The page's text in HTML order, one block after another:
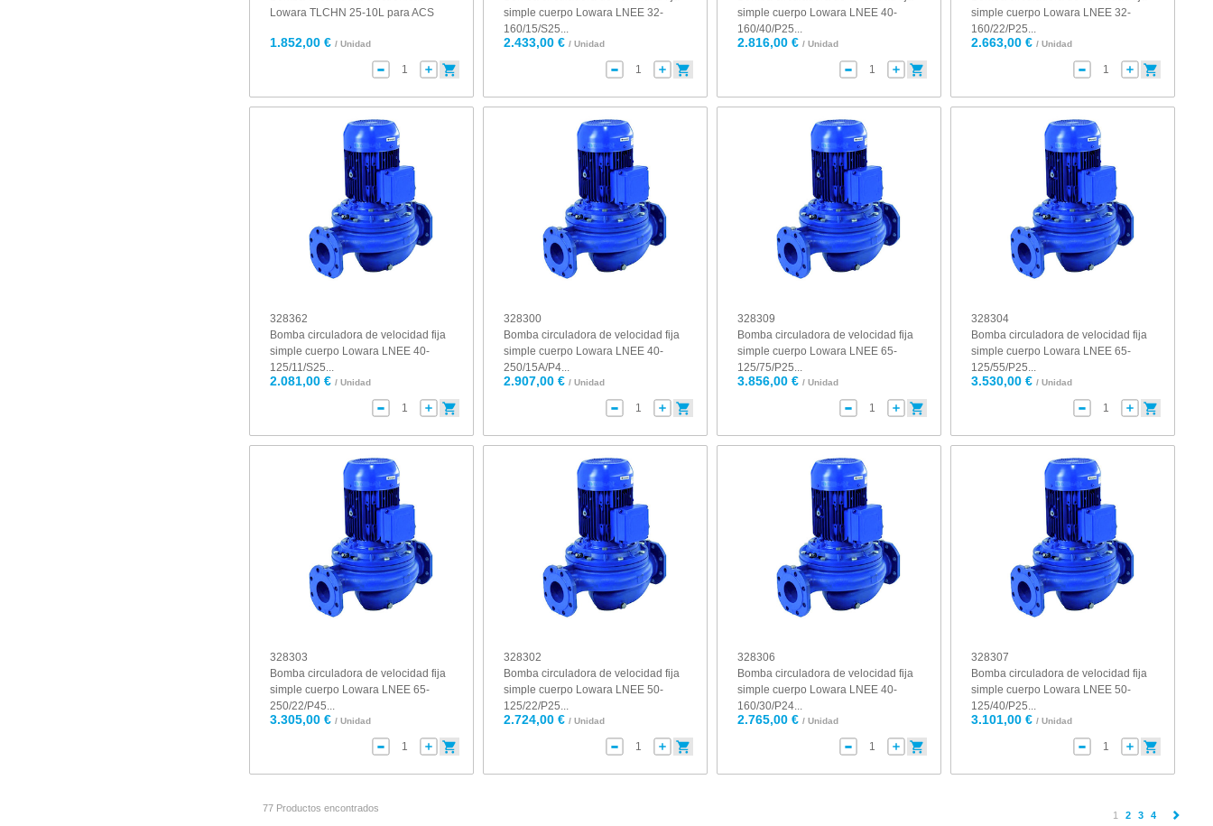
Lowara TLCHN 25-10L para ACS
1.852,00 € / Unidad
simple cuerpo Lowara LNEE 32-
160/15/S25...
2.433,00 € / Unidad
simple cuerpo Lowara LNEE 40-
160/40/P25...
2.816,00 € / Unidad
simple cuerpo Lowara LNEE 32-
160/22/P25...
2.663,00 € / Unidad
328362
Bomba circuladora de velocidad fija
simple cuerpo Lowara LNEE 40-
125/11/S25...
2.081,00 € / Unidad
328300
Bomba circuladora de velocidad fija
simple cuerpo Lowara LNEE 40-
250/15A/P4...
2.907,00 € / Unidad
328309
Bomba circuladora de velocidad fija
simple cuerpo Lowara LNEE 65-
125/75/P25...
3.856,00 € / Unidad
328304
Bomba circuladora de velocidad fija
simple cuerpo Lowara LNEE 65-
125/55/P25...
3.530,00 € / Unidad
328303
Bomba circuladora de velocidad fija
simple cuerpo Lowara LNEE 65-
250/22/P45...
3.305,00 € / Unidad
328302
Bomba circuladora de velocidad fija
simple cuerpo Lowara LNEE 50-
125/22/P25...
2.724,00 € / Unidad
328306
Bomba circuladora de velocidad fija
simple cuerpo Lowara LNEE 40-
160/30/P24...
2.765,00 € / Unidad
328307
Bomba circuladora de velocidad fija
simple cuerpo Lowara LNEE 50-
125/40/P25...
3.101,00 € / Unidad
77 Productos encontrados
1 (current)
2 3 4